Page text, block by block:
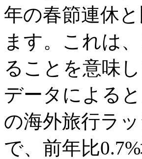
年の春節連休
ます。これは
ることを意味
データによる
の海外旅行ラ
で、前年比